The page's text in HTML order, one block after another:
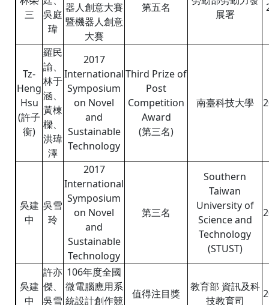
三
吳庭
瑋
器人創意大賽
暨機器人創意
大賽
第五名
展署
Tz-
Heng
Hsu
(許子
衡)
羅民
諭、
林于
涵、
黃棟
樑、
洪瑋
澤
2017
International
Symposium
on Novel
and
Sustainable
Technology
Third Prize of
Post
Competition
Award
(第三名)
南臺科技大學
吳建
中
吳雪
玲
2017
International
Symposium
on Novel
and
Sustainable
Technology
第三名
Southern
Taiwan
University of
Science and
Technology
(STUST)
吳建
中
許亦
傑、
吳雪
106年度全國
微電腦應用系
統設計創作競
值得注目獎
教育部 資訊及科
技教育司